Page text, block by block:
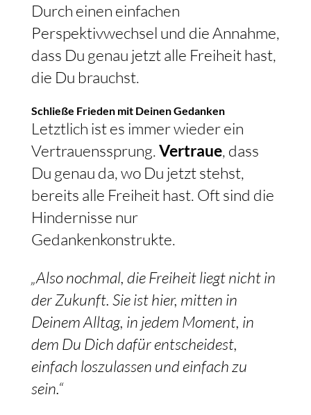
Durch einen einfachen
Perspektivwechsel und die Annahme,
dass Du genau jetzt alle Freiheit hast,
die Du brauchst.
Schließe Frieden mit Deinen Gedanken
Letztlich ist es immer wieder ein
Vertrauenssprung. Vertraue, dass
Du genau da, wo Du jetzt stehst,
bereits alle Freiheit hast. Oft sind die
Hindernisse nur
Gedankenkonstrukte.
„Also nochmal, die Freiheit liegt nicht in
der Zukunft. Sie ist hier, mitten in
Deinem Alltag, in jedem Moment, in
dem Du Dich dafür entscheidest,
einfach loszulassen und einfach zu
sein.“